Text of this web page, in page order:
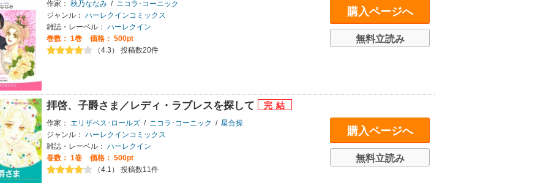
作家： 秋乃ななみ / ニコラ･コーニック
ジャンル： ハーレクインコミックス
雑誌・レーベル： ハーレクイン
巻数： 1巻
価格： 500pt
（4.3） 投稿数20件
購入ページへ
無料立読み
拝啓、子爵さま／レディ・ラブレスを探して
作家： エリザベス･ロールズ / ニコラ･コーニック / 星合操
ジャンル： ハーレクインコミックス
雑誌・レーベル： ハーレクイン
巻数： 1巻
価格： 500pt
（4.1） 投稿数11件
購入ページへ
無料立読み